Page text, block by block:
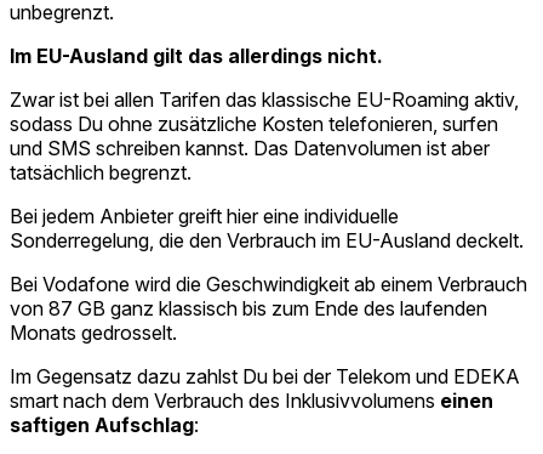
unbegrenzt.
Im EU-Ausland gilt das allerdings nicht.
Zwar ist bei allen Tarifen das klassische EU-Roaming aktiv,
sodass Du ohne zusätzliche Kosten telefonieren, surfen
und SMS schreiben kannst. Das Datenvolumen ist aber
tatsächlich begrenzt.
Bei jedem Anbieter greift hier eine individuelle
Sonderregelung, die den Verbrauch im EU-Ausland deckelt.
Bei Vodafone wird die Geschwindigkeit ab einem Verbrauch
von 87 GB ganz klassisch bis zum Ende des laufenden
Monats gedrosselt.
Im Gegensatz dazu zahlst Du bei der Telekom und EDEKA
smart nach dem Verbrauch des Inklusivvolumens einen
saftigen Aufschlag: